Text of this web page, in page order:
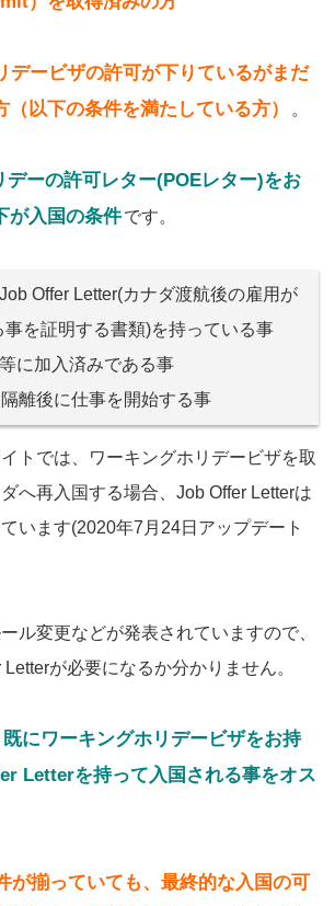
デービザの許可が下りているがまだ
（以下の条件を満たしている方）
。
デーの許可レター(POEレター)をお
が入国の条件です。
Offer Letter(カナダ渡航後の雇用が
を証明する書類)を持っている事
に加入済みである事
離後に仕事を開始する事
トでは、ワーキングホリデービザを取
へ再入国する場合、Job Offer Letterは
います(2020年7月24日アップデート
ル変更などが発表されていますので、
が必要になるか分かりません。
既にワーキングホリデービザをお持
Letterを持って入国される事をオス
が揃っていても、最終的な入国の可